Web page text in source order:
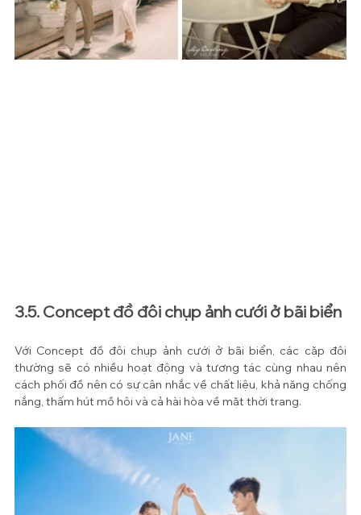
3.5. Concept đồ đôi chụp ảnh cưới ở bãi biển
Với Concept đồ đôi chụp ảnh cưới ở bãi biển, các cặp đôi
thường sẽ có nhiều hoạt động và tương tác cùng nhau nên
cách phối đồ nên có sự cân nhắc về chất liệu, khả năng chống
nắng, thấm hút mồ hôi và cả hài hòa về mặt thời trang.